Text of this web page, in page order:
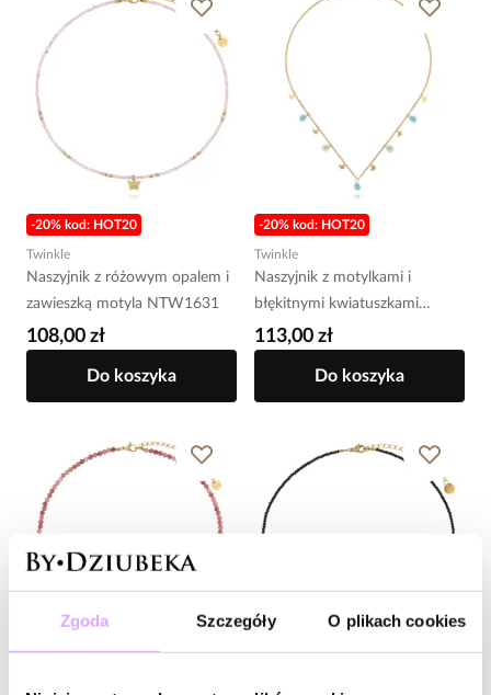
Zgoda Szczegóły O plikach cookies
-20% kod: HOT20
Twinkle
Naszyjnik z różowym opalem i
zawieszką motyla NTW1631
108,00 zł
Do koszyka
-20% kod: HOT20
Twinkle
Naszyjnik z motylkami i
błękitnymi kwiatuszkami
NTW1616
113,00 zł
Do koszyka